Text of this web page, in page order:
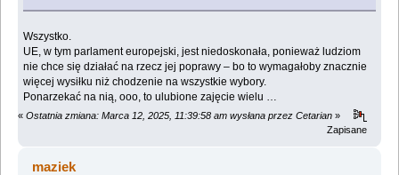
Wszystko.
UE, w tym parlament europejski, jest niedoskonała, ponieważ ludziom
nie chce się działać na rzecz jej poprawy – bo to wymagałoby znacznie
więcej wysiłku niż chodzenie na wszystkie wybory.
Ponarzekać na nią, ooo, to ulubione zajęcie wielu …
« Ostatnia zmiana: Marca 12, 2025, 11:39:58 am wysłana przez Cetarian »
Zapisane
maziek